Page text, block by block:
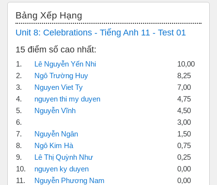
Bảng Xếp Hạng
Unit 8: Celebrations - Tiếng Anh 11 - Test 01
15 điểm số cao nhất:
1. Lê Nguyễn Yến Nhi
10,00
2.
Ngô Trường Huy
8,25
3.
Nguyen Viet Ty
7,00
4.
nguyen thi my duyen
4,75
5.
Nguyễn Vĩnh
4,50
6.
3,00
7.
Nguyễn Ngân
1,50
8.
Ngô Kim Hà
0,75
9.
Lê Thị Quỳnh Như
0,25
10.
nguyen ky duyen
0,00
11.
Nguyễn Phương Nam
0,00